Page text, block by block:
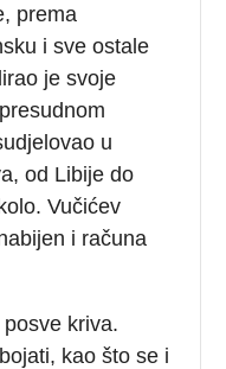
prema
i sve ostale
je svoje
u
od Libije do
Vučićev
i računa
kriva.
kao što se i